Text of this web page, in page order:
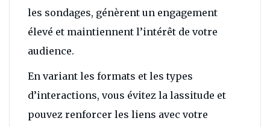
les sondages, génèrent un engagement
élevé et maintiennent l’intérêt de votre
audience.
En variant les formats et les types
d’interactions, vous évitez la lassitude et
pouvez renforcer les liens avec votre